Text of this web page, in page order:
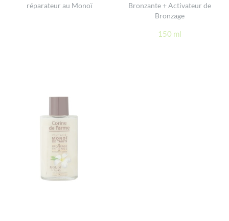
réparateur au Monoï
Bronzante + Activateur de
Bronzage
150 ml